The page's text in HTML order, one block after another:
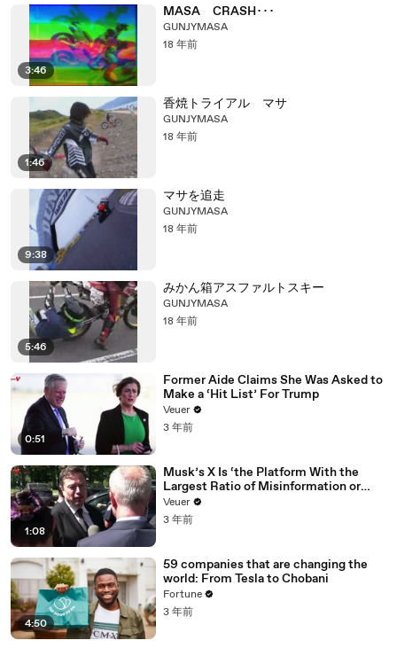
3:46
MASA CRASH･･･
GUNJYMASA
18 年前
1:46
香焼トライアル マサ
GUNJYMASA
18 年前
9:38
マサを追走
GUNJYMASA
18 年前
5:46
みかん箱アスファルトスキー
GUNJYMASA
18 年前
0:51
Former Aide Claims She Was Asked to
Make a ‘Hit List’ For Trump
Veuer
3 年前
1:08
Musk’s X Is ‘the Platform With the
Largest Ratio of Misinformation or
Disinformation’ Amongst All Social
Media Platforms
Veuer
3 年前
4:50
59 companies that are changing the
world: From Tesla to Chobani
Fortune
3 年前